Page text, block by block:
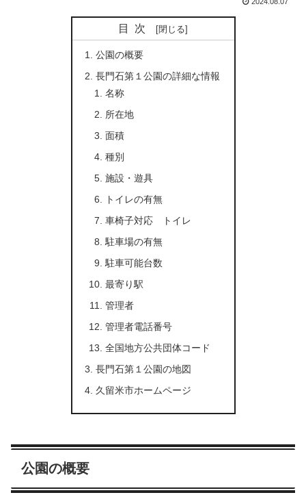
目次
公園の概要
長門石第１公園の詳細な情報
名称
所在地
面積
種別
施設・遊具
トイレの有無
車椅子対応 トイレ
駐車場の有無
駐車可能台数
最寄り駅
管理者
管理者電話番号
全国地方公共団体コード
長門石第１公園の地図
久留米市ホームページ
公園の概要